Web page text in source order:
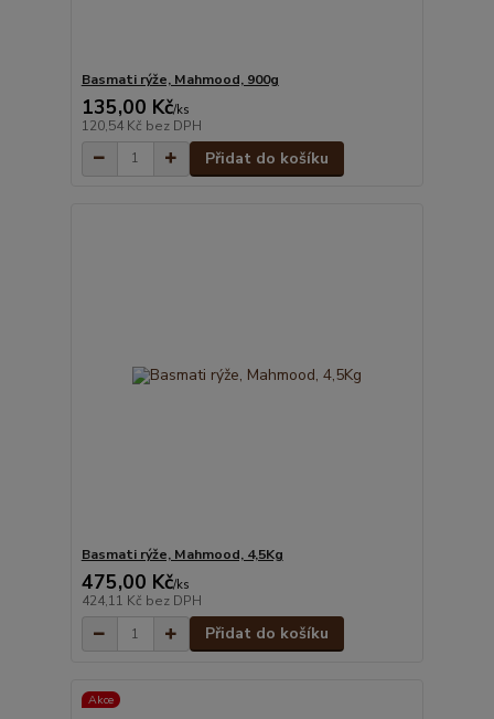
Basmati rýže, Mahmood, 900g
135,00 Kč/ks
120,54 Kč bez DPH
Přidat do košíku
Basmati rýže, Mahmood, 4,5Kg
475,00 Kč/ks
424,11 Kč bez DPH
Přidat do košíku
Akce